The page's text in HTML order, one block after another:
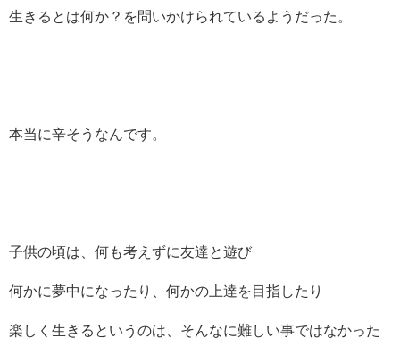
生きるとは何か？を問いかけられているようだった。
本当に辛そうなんです。
子供の頃は、何も考えずに友達と遊び
何かに夢中になったり、何かの上達を目指したり
楽しく生きるというのは、そんなに難しい事ではなかった